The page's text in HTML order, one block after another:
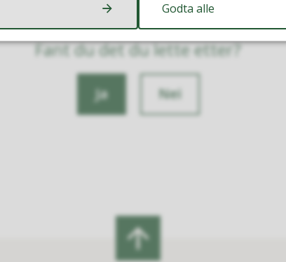
Fant du det du lette etter?
Ja Nei
Godta alle